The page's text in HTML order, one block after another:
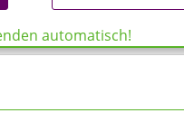
automatisch!